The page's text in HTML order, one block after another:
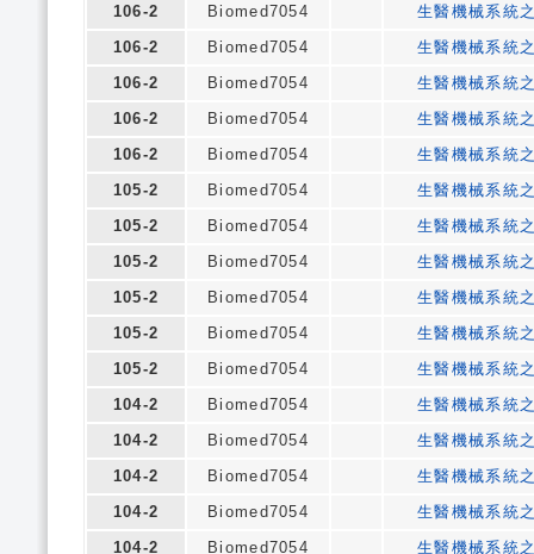
106-2
Biomed7054
生醫機械系統
106-2
Biomed7054
生醫機械系統
106-2
Biomed7054
生醫機械系統
106-2
Biomed7054
生醫機械系統
106-2
Biomed7054
生醫機械系統
105-2
Biomed7054
生醫機械系統
105-2
Biomed7054
生醫機械系統
105-2
Biomed7054
生醫機械系統
105-2
Biomed7054
生醫機械系統
105-2
Biomed7054
生醫機械系統
105-2
Biomed7054
生醫機械系統
104-2
Biomed7054
生醫機械系統
104-2
Biomed7054
生醫機械系統
104-2
Biomed7054
生醫機械系統
104-2
Biomed7054
生醫機械系統
104-2
Biomed7054
生醫機械系統